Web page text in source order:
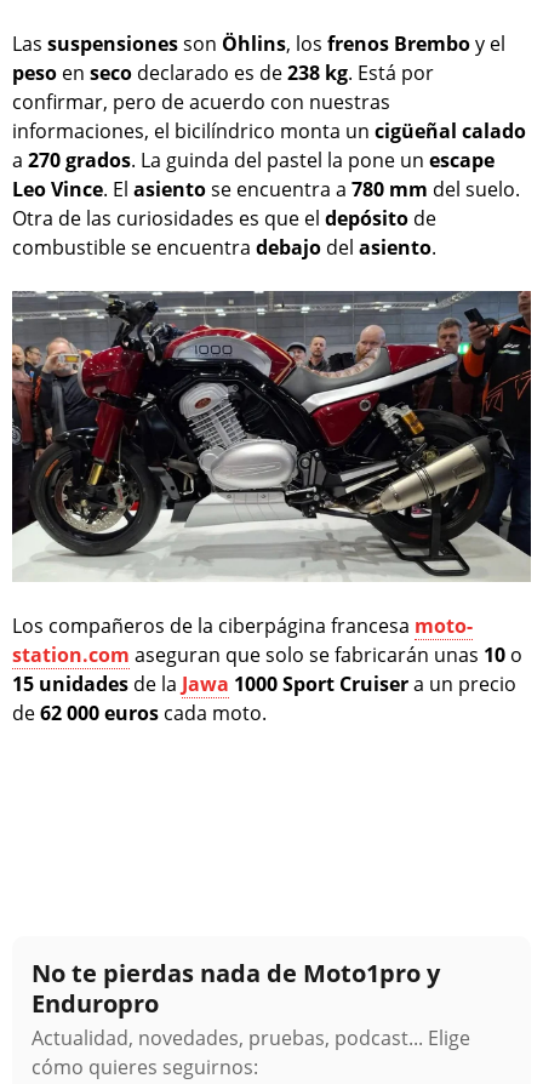
Las suspensionesson Öhlins, los frenos Bremboy el
peso en seco declarado es de238 kg. Está por
confirmar, pero de acuerdo con nuestras
informaciones, el bicilíndrico monta un cigüeñal calado
a 270 grados. La guinda del pastel la pone un escape
Leo Vince. El asientose encuentra a 780 mm del suelo.
Otra de las curiosidades es que el depósito de
combustible se encuentra debajo del asiento.
Los compañeros de la ciberpágina francesa moto-
station.com aseguran que solo se fabricarán unas 10 o
15 unidades de la Jawa 1000 Sport Cruisera un precio
de62 000 euros cada moto.
No te pierdas nada de Moto1pro y
Enduropro
Actualidad, novedades, pruebas, podcast... Elige
cómo quieres seguirnos: